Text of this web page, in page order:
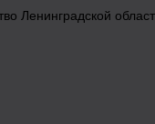
Ленинградской